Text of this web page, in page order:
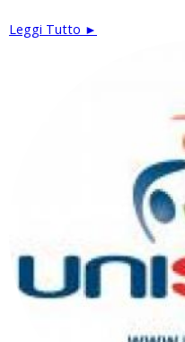
Leggi Tutto ►